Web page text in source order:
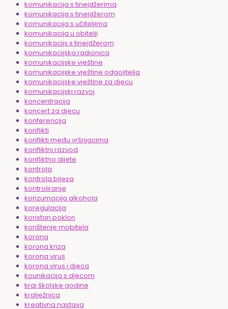
komunikacija s tinejdžerima
komunikacija s tinejdžerom
komunikacija s učiteljima
komunikacija u obitelji
komunikacijs s tinejdžerom
komunikacijska radionica
komunikacijske vještine
komunikacijske vještine odgojitelja
komunikacijske vještine za djecu
komunikacijski razvoj
koncentracija
koncert za djecu
konferencija
konflikti
konflikti među vršnjacima
konfliktni razvod
konfliktno dijete
kontrola
kontrola bijesa
kontroliranje
konzumacija alkohola
koregulacija
koristan poklon
korištenje mobitela
korona
korona kriza
korona virus
korona virus i djeca
kounikacija s djecom
kraj školske godine
kralježnica
kreativna nastava